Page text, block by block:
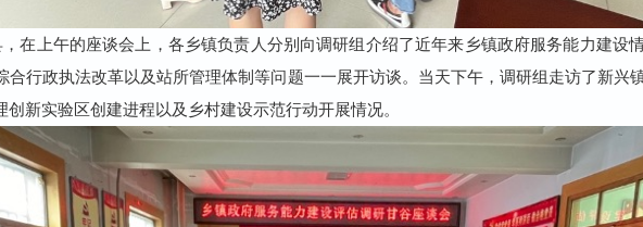
在上午的座谈会上，各乡镇负责人分别向调研组介绍了近年来乡镇政府服务能力建设
行政执法改革以及站所管理体制等问题一一展开访谈。当天下午，调研组走访了新兴
新实验区创建进程以及乡村建设示范行动开展情况。